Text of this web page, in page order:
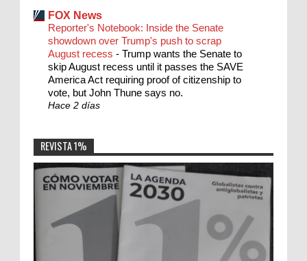
FOX News
Reporter's Notebook: Inside the Senate
showdown over Trump's push to scrap
August recess - Trump wants the Senate to
skip August recess until it passes the SAVE
America Act requiring proof of citizenship to
vote, but John Thune says no.
Hace 2 días
REVISTA 1%